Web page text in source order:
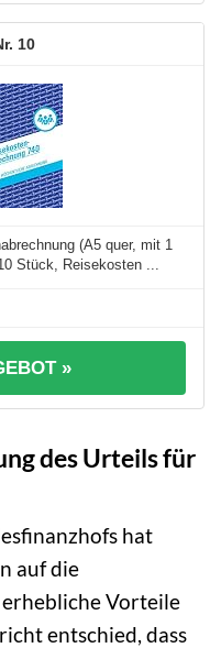
10
(A5 quer, mit 1
Stück, Reisekosten ...
»
des Urteils für
hat
auf die
Vorteile
entschied, dass